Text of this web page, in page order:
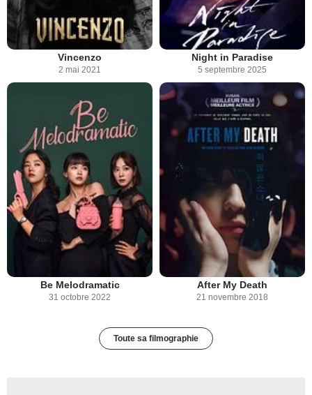
Vincenzo
2 mai 2021
Night in Paradise
5 septembre 2025
Be Melodramatic
31 octobre 2022
After My Death
21 novembre 2018
Toute sa filmographie